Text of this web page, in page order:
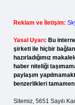
Reklam ve İletişim:
Yasal Uyarı: Bu
şirketi ile hiçbir
hazırladığımız
haber niteliği
paylaşım
benzerlikleri
Sitemiz, 5651 Sayılı